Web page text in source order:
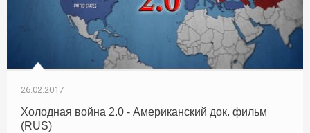
26.02.2017
Холодная война 2.0 - Американский док. фильм
(RUS)